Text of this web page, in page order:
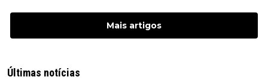
Mais artigos
Últimas notícias